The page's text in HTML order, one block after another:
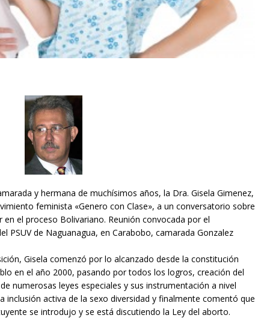
y hermana de muchísimos años, la Dra. Gisela Gimenez,
feminista «Genero con Clase», a un conversatorio sobre
el proceso Bolivariano. Reunión convocada por el
PSUV de Naguanagua, en Carabobo, camarada Gonzalez
Gisela comenzó por lo alcanzado desde la constitución
en el año 2000, pasando por todos los logros, creación del
numerosas leyes especiales y sus instrumentación a nivel
inclusión activa de la sexo diversidad y finalmente comentó que
se introdujo y se está discutiendo la Ley del aborto.